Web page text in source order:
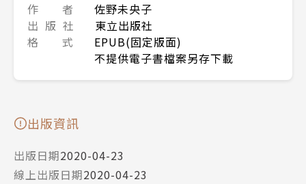
作 者
佐野未央子
出 版 社
東立出版社
格 式
EPUB(固定版面)
不提供電子書檔案另存下載
出版資訊
出版日期2020-04-23
線上出版日期2020-04-23